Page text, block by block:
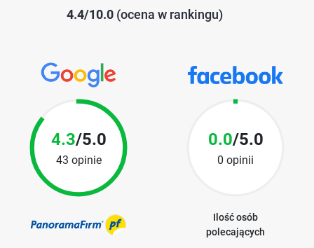
4.4/10.0 (ocena w rankingu)
4.3/5.0
43 opinie
0.0/5.0
0 opinii
Ilość osób
polecających